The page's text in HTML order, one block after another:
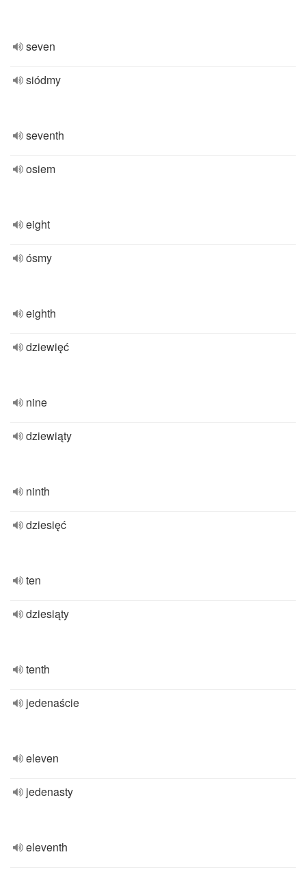
seven
siódmy
seventh
osiem
eight
ósmy
eighth
dziewięć
nine
dziewiąty
ninth
dziesięć
ten
dziesiąty
tenth
jedenaście
eleven
jedenasty
eleventh